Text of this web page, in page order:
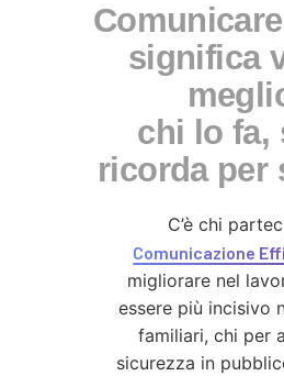
significa
chi lo fa,
ricorda per
C’è chi
Comunicazione
migliorare nel
essere più incisivo
familiari, chi per
sicurezza in